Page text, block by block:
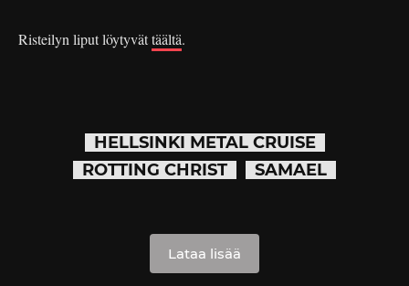
Risteilyn liput löytyvättäältä.
HELLSINKI METAL CRUISE
ROTTING CHRIST
SAMAEL
Lataa lisää